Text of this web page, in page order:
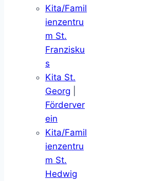
Kita/Famil
ienzentru
m St.
Franzisku
s
Kita St.
Georg
Förderver
ein
Kita/Famil
ienzentru
m St.
Hedwig